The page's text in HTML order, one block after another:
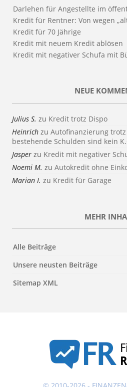
Darlehen für Angestellte im
Kredit für Rentner: Von wegen
Kredit für 70 Jährige
Kredit mit neuem Kredit ablösen
Kredit mit negativer Schufa mit
NEUE
Julius S. zu Kredit trotz Dispo
Heinrich zu Autofinanzierung
bestehende Schulden sind kein
Jasper zu Kredit mit negativer
Noemi M. zu Autokredit ohne
Marian I. zu Kredit für Garage
MEHR
Alle Beiträge
Unsere neusten Beiträge
Sitemap XML